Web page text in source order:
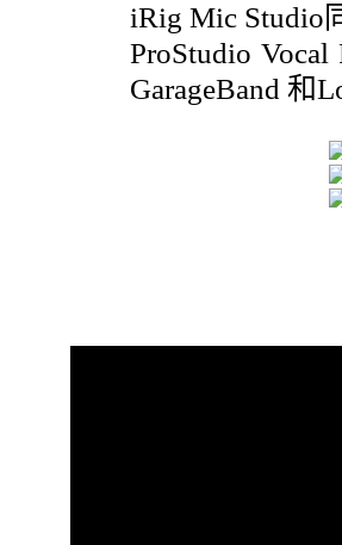
iRig Mic Studio
ProStudio
GarageBand 和